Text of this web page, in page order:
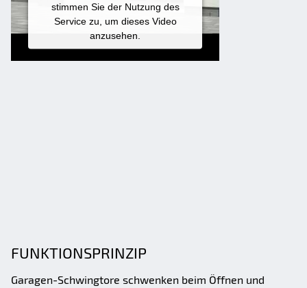
stimmen Sie der Nutzung des
Service zu, um dieses Video
anzusehen.
MEHR
FUNKTIONSPRINZIP
Garagen-Schwingtore schwenken beim Öffnen und